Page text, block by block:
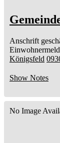
Anschrift
Königsfeld
Show Notes
No Image